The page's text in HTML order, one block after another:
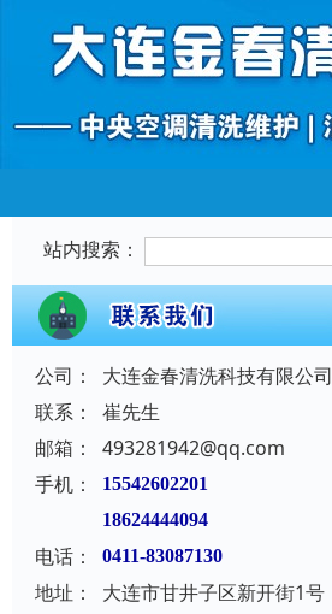
站内搜索：
公司：
大连金春清洗科技有限公司
联系：
崔先生
邮箱：
493281942@qq.com
手机：
15542602201
18624444094
电话： 0411-83087130
地址：
大连市甘井子区新开街1号